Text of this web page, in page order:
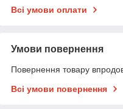
Всі умови оплати
Умови повернення
Повернення товару
Всі умови повернення